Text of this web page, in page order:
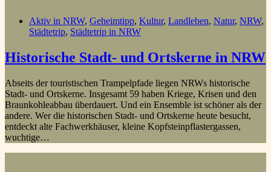
Aktiv in NRW, Geheimtipp, Kultur, Landleben, Natur, NRW,
Städtetrip, Städtetrip in NRW
Historische Stadt- und Ortskerne in NRW
Abseits der touristischen Trampelpfade liegen NRWs historische
Stadt- und Ortskerne. Insgesamt 59 haben Kriege, Krisen und den
Braunkohleabbau überdauert. Und ein Ensemble ist schöner als der
andere. Wer die historischen Stadt- und Ortskerne heute besucht,
entdeckt alte Fachwerkhäuser, kleine Kopfsteinpflastergassen,
wuchtige…